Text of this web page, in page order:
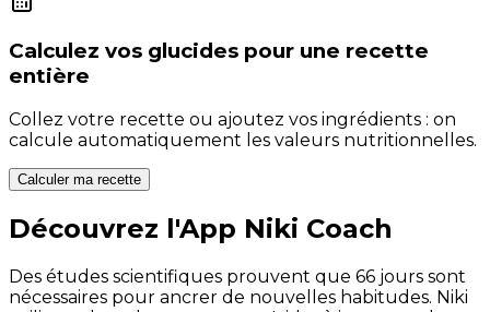
Calculez vos glucides pour une recette
entière
Collez votre recette ou ajoutez vos ingrédients : on
calcule automatiquement les valeurs nutritionnelles.
Calculer ma recette
Découvrez l'App Niki Coach
Des études scientifiques prouvent que 66 jours sont
nécessaires pour ancrer de nouvelles habitudes. Niki